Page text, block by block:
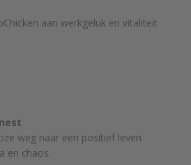
aan werkgeluk en vitaliteit
weg naar een positief leven
en chaos.